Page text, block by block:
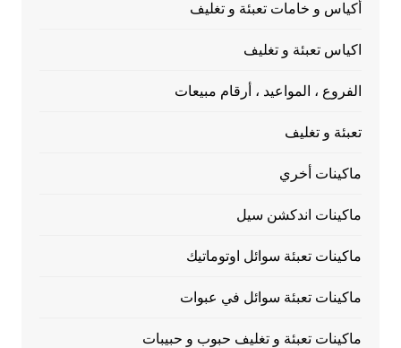
أكياس و خامات تعبئة و تغليف
اكياس تعبئة و تغليف
الفروع ، المواعيد ، أرقام مبيعات
تعبئة و تغليف
ماكينات أخري
ماكينات اندكشن سيل
ماكينات تعبئة سوائل اوتوماتيك
ماكينات تعبئة سوائل في عبوات
ماكينات تعبئة و تغليف حبوب و حبيبات